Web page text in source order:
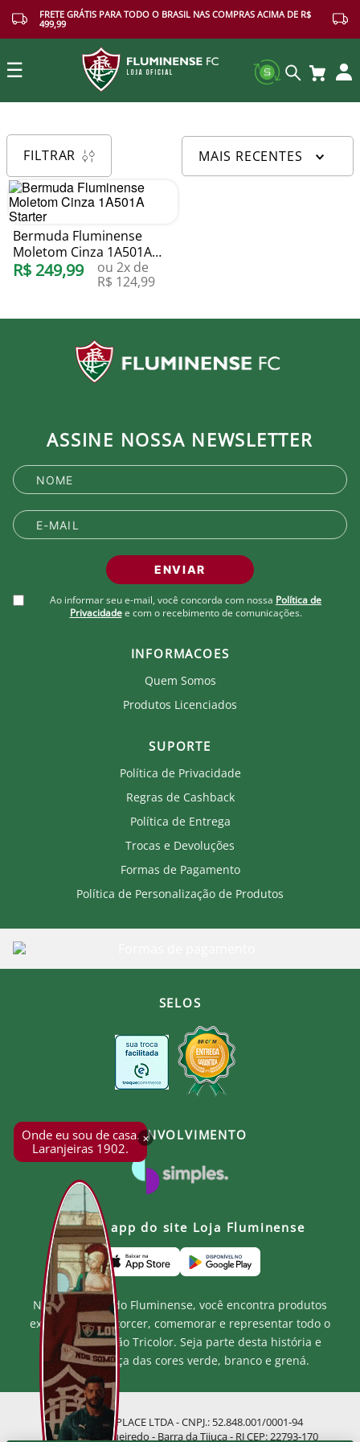
FRETE GRÁTIS PARA TODO O BRASIL NAS COMPRAS ACIMA DE R$
499,99
☰
×
Onde eu sou de casa.
Laranjeiras 1902.
FILTRAR MAIS RECENTES
Bermuda Fluminense
Moletom Cinza 1A501A
Starter
R$ 249,99 ou 2x de
R$ 124,99
ASSINE NOSSA NEWSLETTER
ENVIAR
Ao informar seu e-mail, você concorda com nossa Política de
Privacidade e com o recebimento de comunicações.
Na Loja Oficial do Fluminense, você encontra produtos
exclusivos para torcer, comemorar e representar todo o
orgulho e paixão Tricolor. Seja parte desta história e
mostre a força das cores verde, branco e grená.
INFORMACOES
Quem Somos
Produtos Licenciados
SUPORTE
Política de Privacidade
Regras de Cashback
Política de Entrega
Trocas e Devoluções
Formas de Pagamento
Política de Personalização de Produtos
SELOS
DESENVOLVIMENTO
Baixe o app do site Loja Fluminense
MF MARKETPLACE LTDA - CNPJ.: 52.848.001/0001-94
Rua Jose de Figueiredo - Barra da Tijuca - RJ CEP: 22793-170